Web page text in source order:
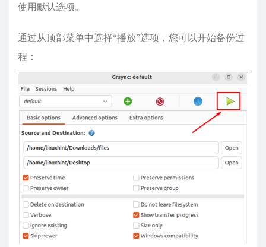
使用默认选项。
通过从顶部菜单中选择“播放”选项，您可以开始备份过
程：